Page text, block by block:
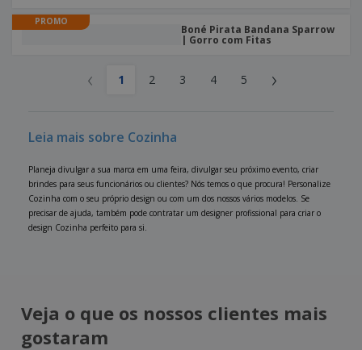
PROMO
Boné Pirata Bandana Sparrow
| Gorro com Fitas
‹ 1 2 3 4 5 ›
Leia mais sobre Cozinha
Planeja divulgar a sua marca em uma feira, divulgar seu próximo evento, criar
brindes para seus funcionários ou clientes? Nós temos o que procura! Personalize
Cozinha com o seu próprio design ou com um dos nossos vários modelos. Se
precisar de ajuda, também pode contratar um designer profissional para criar o
design Cozinha perfeito para si.
Veja o que os nossos clientes mais
gostaram